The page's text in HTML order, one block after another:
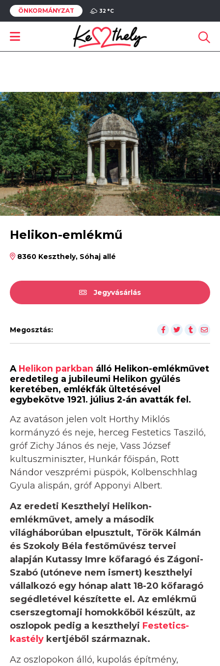
ÖNKORMÁNYZAT 32 °C
Helikon-emlékmű
8360 Keszthely, Sóhaj allé
Jegyvásárlás
Megosztás:
A Helikon parkban álló Helikon-emlékművet
eredetileg a jubileumi Helikon gyűlés
keretében, emlékfák ültetésével
egybekötve 1921. július 2-án avatták fel.
Az avatáson jelen volt Horthy Miklós
kormányzó és neje, herceg Festetics Tasziló,
gróf Zichy János és neje, Vass József
kultuszminiszter, Hunkár főispán, Rott
Nándor veszprémi püspök, Kolbenschhlag
Gyula alispán, gróf Apponyi Albert.
Az eredeti Keszthelyi Helikon-
emlékművet, amely a második
világháborúban elpusztult, Török Kálmán
és Szokoly Béla festőművész tervei
alapján Kutassy Imre kőfaragó és Zágoni-
Szabó (utóneve nem ismert) keszthelyi
vállalkozó egy hónap alatt 18-20 kőfaragó
segédletével készítette el. Az emlékmű
cserszegtomaji homokkőből készült, az
oszlopok pedig a keszthelyi Festetics-
kastély kertjéből származnak.
Az oszlopokon álló, kupolás építmény,